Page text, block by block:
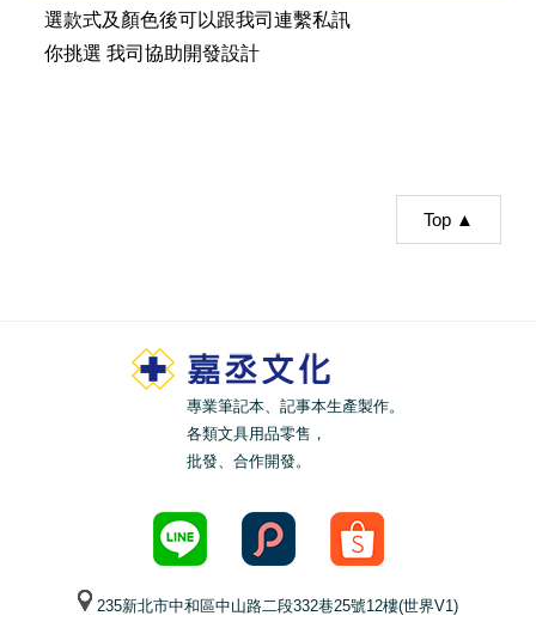
選款式及顏色後可以跟我司連繫私訊
你挑選 我司協助開發設計
Top ▲
專業筆記本、記事本生產製作。
各類文具用品零售，
批發、合作開發。
235新北市中和區中山路二段332巷25號12樓(世界V1)